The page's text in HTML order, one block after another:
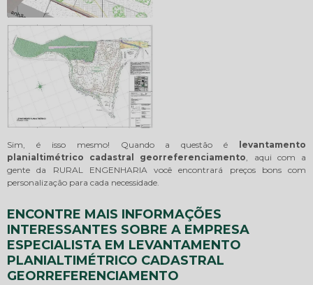
Sim, é isso mesmo! Quando a questão é
levantamento
planialtimétrico cadastral georreferenciamento, aqui com a
gente da RURAL ENGENHARIA você encontrará preços bons com
personalização para cada necessidade.
ENCONTRE MAIS INFORMAÇÕES
INTERESSANTES SOBRE A EMPRESA
ESPECIALISTA EM LEVANTAMENTO
PLANIALTIMÉTRICO CADASTRAL
GEORREFERENCIAMENTO